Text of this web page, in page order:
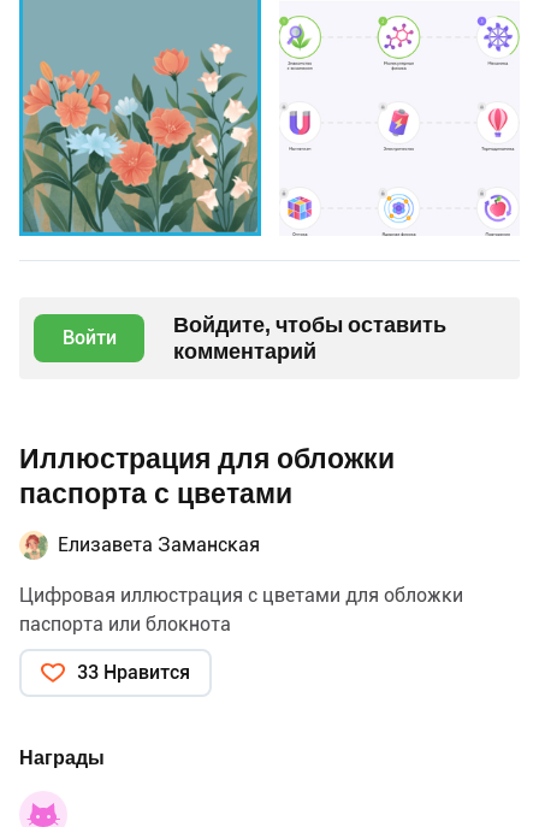
Войти
Войдите, чтобы оставить
комментарий
Иллюстрация для обложки
паспорта с цветами
Елизавета Заманская
Цифровая иллюстрация с цветами для обложки
паспорта или блокнота
33 Нравится
Награды